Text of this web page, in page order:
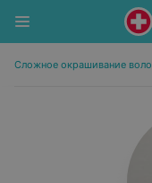
Сложное окрашивание